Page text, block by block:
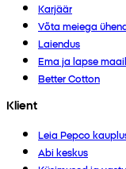
Karjäär
Võta meiega
Laiendus
Ema ja lapse
Better Cotton
Klient
Leia Pepco
Abi keskus